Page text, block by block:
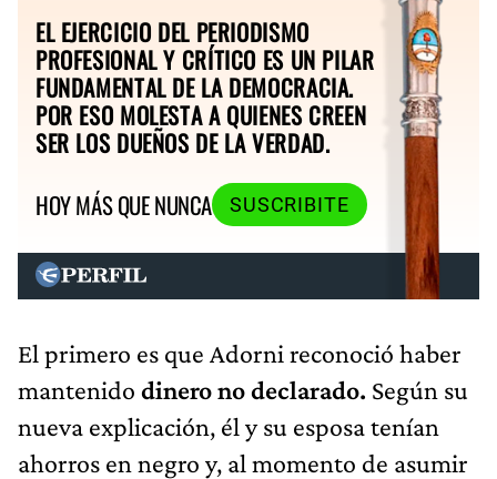
EL EJERCICIO DEL PERIODISMO
PROFESIONAL Y CRÍTICO ES UN PILAR
FUNDAMENTAL DE LA DEMOCRACIA.
POR ESO MOLESTA A QUIENES CREEN
SER LOS DUEÑOS DE LA VERDAD.
HOY MÁS QUE NUNCA
SUSCRIBITE
El primero es que Adorni reconoció haber
mantenido dinero no declarado. Según su
nueva explicación, él y su esposa tenían
ahorros en negro y, al momento de asumir